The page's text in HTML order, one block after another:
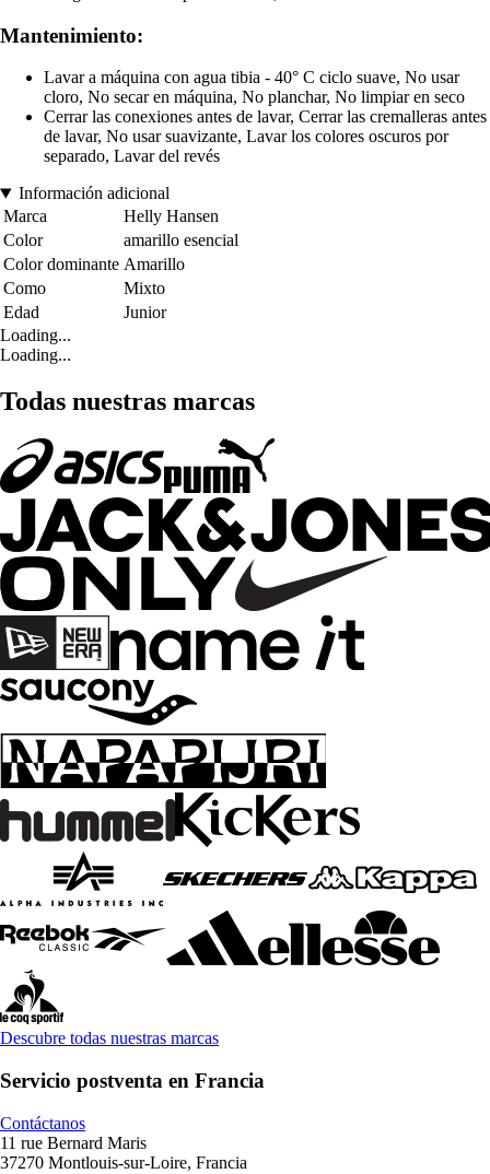
Mantenimiento:
Lavar a máquina con agua tibia - 40° C ciclo suave, No usar
cloro, No secar en máquina, No planchar, No limpiar en seco
Cerrar las conexiones antes de lavar, Cerrar las cremalleras antes
de lavar, No usar suavizante, Lavar los colores oscuros por
separado, Lavar del revés
Información adicional
Marca
Helly Hansen
Color
amarillo esencial
Color dominante Amarillo
Como
Mixto
Edad
Junior
Loading...
Loading...
Todas nuestras marcas
Descubre todas nuestras marcas
Servicio postventa en Francia
Contáctanos
11 rue Bernard Maris
37270 Montlouis-sur-Loire, Francia